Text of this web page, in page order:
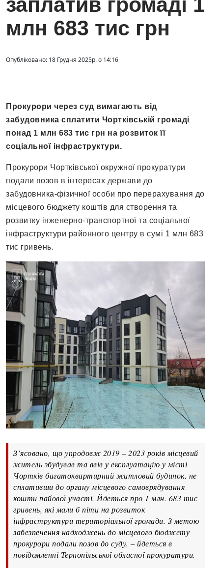
млн 683 тис грн
Опубліковано: 18 Грудня 2025р. о 14:16
Прокурори через суд вимагають від
забудовника сплатити Чортківській громаді
понад 1 млн 683 тис грн на розвиток її
соціальної інфраструктури.
Прокурори Чортківської окружної прокуратури
подали позов в інтересах держави до
забудовника-фізичної особи про перерахування до
місцевого бюджету коштів для створення та
розвитку інженерно-транспортної та соціальної
інфраструктури районного центру в сумі 1 млн 683
тис гривень.
З’ясовано, що упродовж 2019 – 2023 років місцевий
житель збудував та ввів у експлуатацію у місті
Чортків багатоквартирний житловий будинок, не
сплативши до органу місцевого самоврядування
кошти пайової участі. Йдеться про 1 млн. 683 тис
гривень, які мали б піти на розвиток
інфраструктури територіальної громади. З метою
забезпечення надходжень до місцевого бюджету
прокурори подали позов до суду, – йдеться в
повідомленні Тернопільської обласної прокуратури.